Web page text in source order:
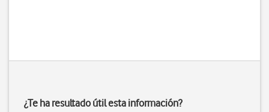
¿Te ha resultado útil esta información?